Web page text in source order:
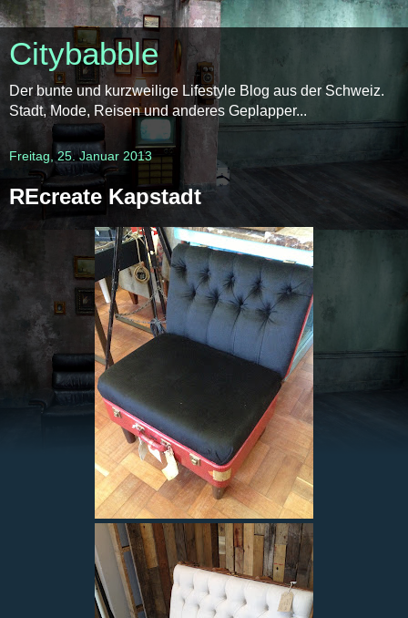
Citybabble
Der bunte und kurzweilige Lifestyle Blog aus der Schweiz.
Stadt, Mode, Reisen und anderes Geplapper...
Freitag, 25. Januar 2013
REcreate Kapstadt